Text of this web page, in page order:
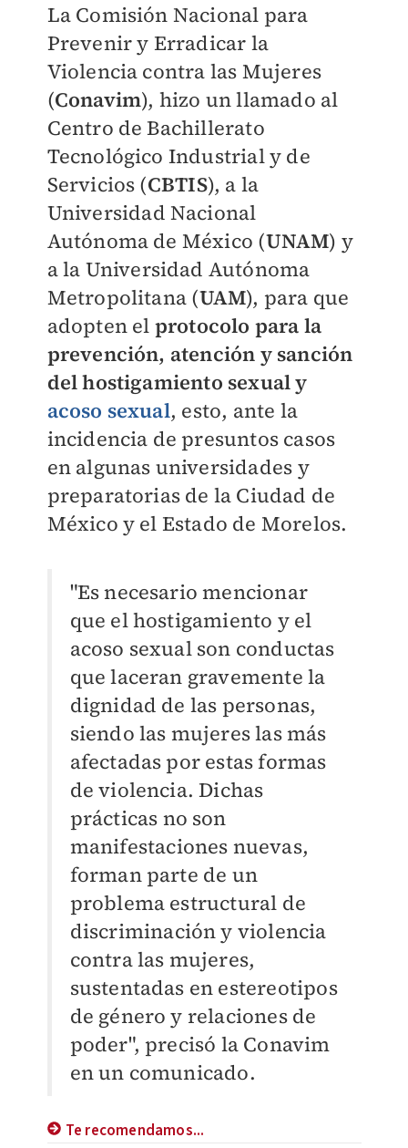
La Comisión Nacional para
Prevenir y Erradicar la
Violencia contra las Mujeres
(Conavim), hizo un llamado al
Centro de Bachillerato
Tecnológico Industrial y de
Servicios (CBTIS), a la
Universidad Nacional
Autónoma de México (UNAM) y
a la Universidad Autónoma
Metropolitana (UAM), para que
adopten el protocolo para la
prevención, atención y sanción
del hostigamiento sexual y
acoso sexual, esto, ante la
incidencia de presuntos casos
en algunas universidades y
preparatorias de la Ciudad de
México y el Estado de Morelos.
"Es necesario mencionar
que el hostigamiento y el
acoso sexual son conductas
que laceran gravemente la
dignidad de las personas,
siendo las mujeres las más
afectadas por estas formas
de violencia. Dichas
prácticas no son
manifestaciones nuevas,
forman parte de un
problema estructural de
discriminación y violencia
contra las mujeres,
sustentadas en estereotipos
de género y relaciones de
poder", precisó la Conavim
en un comunicado.
Te recomendamos...